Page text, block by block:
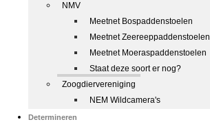
NMV
Meetnet Bospaddenstoelen
Meetnet Zeereeppaddenstoelen
Meetnet Moeraspaddenstoelen
Staat deze soort er nog?
Zoogdiervereniging
NEM Wildcamera's
Determineren